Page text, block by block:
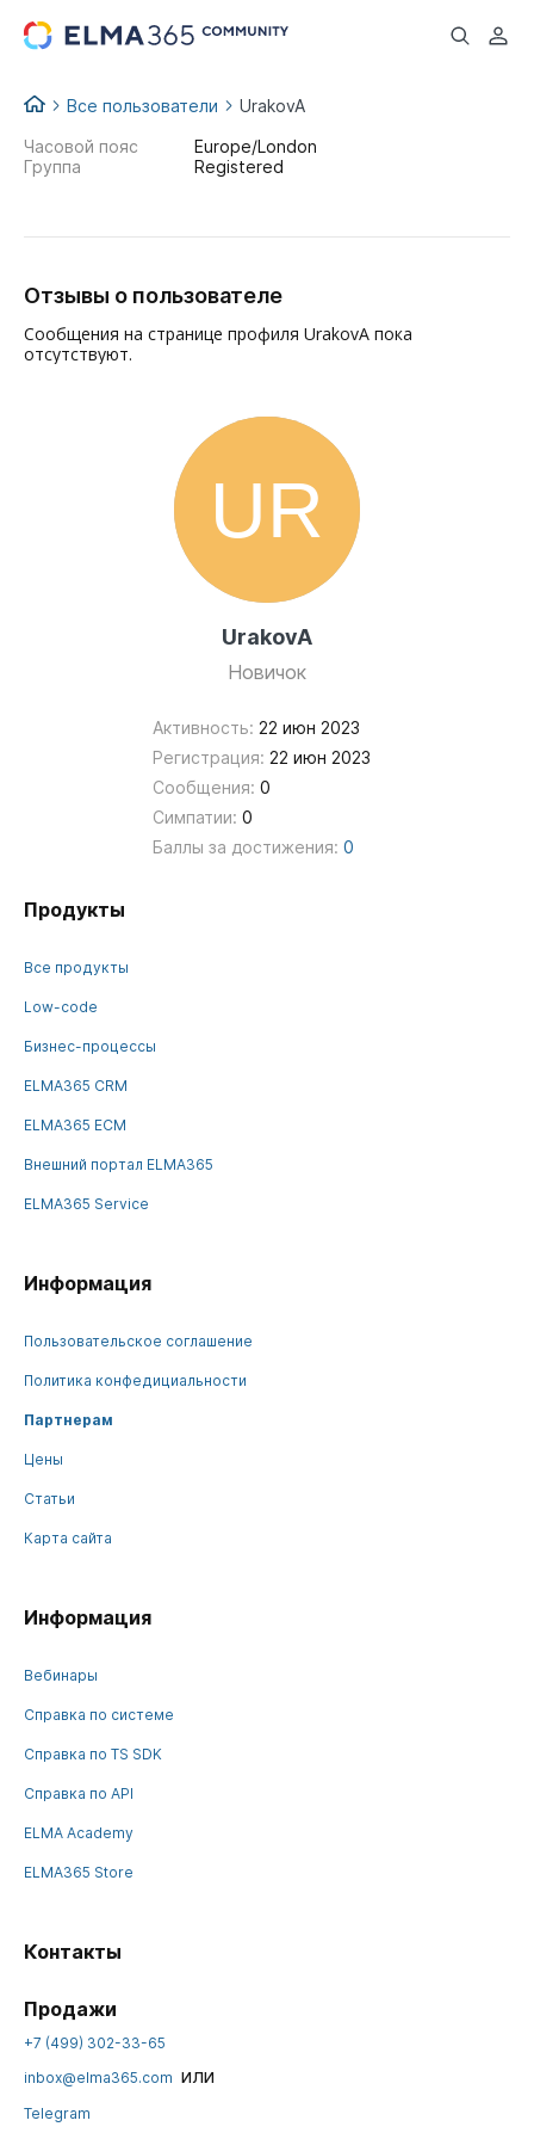
...
Все пользователи UrakovA
UrakovA
Новичок
Активность: 22 июн 2023
Регистрация: 22 июн 2023
Сообщения: 0
Симпатии: 0
Баллы за достижения: 0
Часовой пояс
Europe/London
Группа
Registered
Отзывы о пользователе
Сообщения на странице профиля UrakovA пока
отсутствуют.
Продукты
Все продукты
Low-code
Бизнес-процессы
ELMA365 CRM
ELMA365 ECM
Внешний портал ELMA365
ELMA365 Service
Информация
Пользовательское соглашение
Политика конфедициальности
Партнерам
Цены
Статьи
Карта сайта
Информация
Вебинары
Справка по системе
Справка по TS SDK
Справка по API
ELMA Academy
ELMA365 Store
Контакты
Продажи
+7 (499) 302-33-65
inbox@elma365.com или
Telegram